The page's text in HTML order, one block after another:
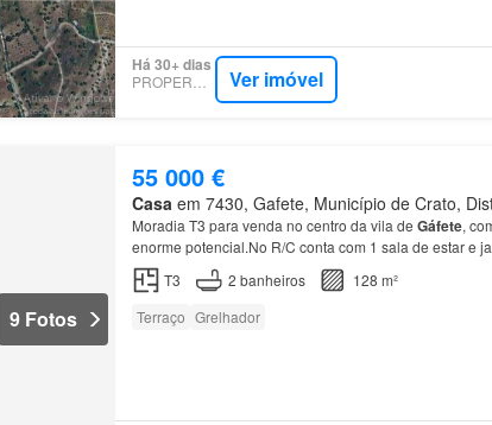
Há 30+ dias
Ver imóvel
9 Fotos
55 000 €
Casaem 7430, Gafete, Município de Crato,
Moradia T3 para venda no centro da vila de Gáfete,
enorme potencial.No R/C conta com 1 sala de estar e
T3
2 banheiros
128 m²
Terraço Grelhador